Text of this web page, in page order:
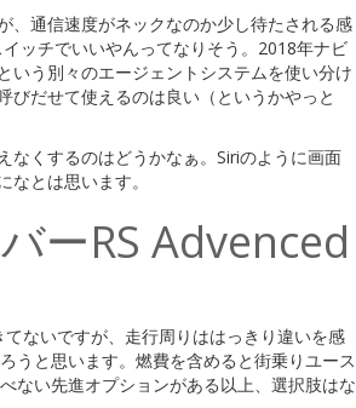
、通信速度がネックなのか少し待たされる感
ッチでいいやんってなりそう。2018年ナビ
いう別々のエージェントシステムを使い分け
びだせて使えるのは良い（というかやっと
なくするのはどうかなぁ。Siriのように画面
とは思います。
ーRS Advenced
ないですが、走行周りははっきり違いを感
うと思います。燃費を含めると街乗りユース
ない先進オプションがある以上、選択肢はな